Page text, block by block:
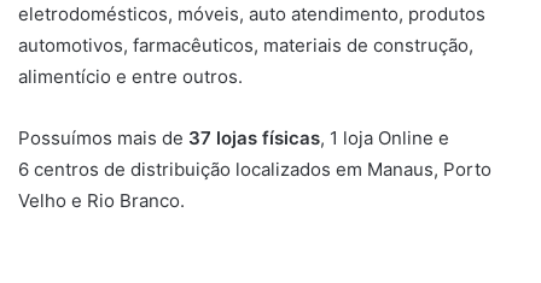
eletrodomésticos, móveis, auto atendimento, produtos
automotivos, farmacêuticos, materiais de construção,
alimentício e entre outros.
Possuímos mais de 37 lojas físicas, 1 loja Online e
6 centros de distribuição localizados em Manaus, Porto
Velho e Rio Branco.